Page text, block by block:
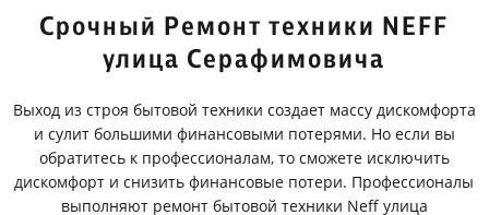
Срочный Ремонт техники NEFF
улица Серафимовича
Выход из строя бытовой техники создает массу дискомфорта
и сулит большими финансовыми потерями. Но если вы
обратитесь к профессионалам, то сможете исключить
дискомфорт и снизить финансовые потери. Профессионалы
выполняют ремонт бытовой техники Neff улица